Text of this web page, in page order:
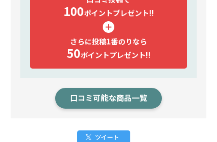
100ポイントプレゼント!!
さらに投稿1番のりなら
50ポイントプレゼント!!
口コミ可能な商品一覧
ツイート